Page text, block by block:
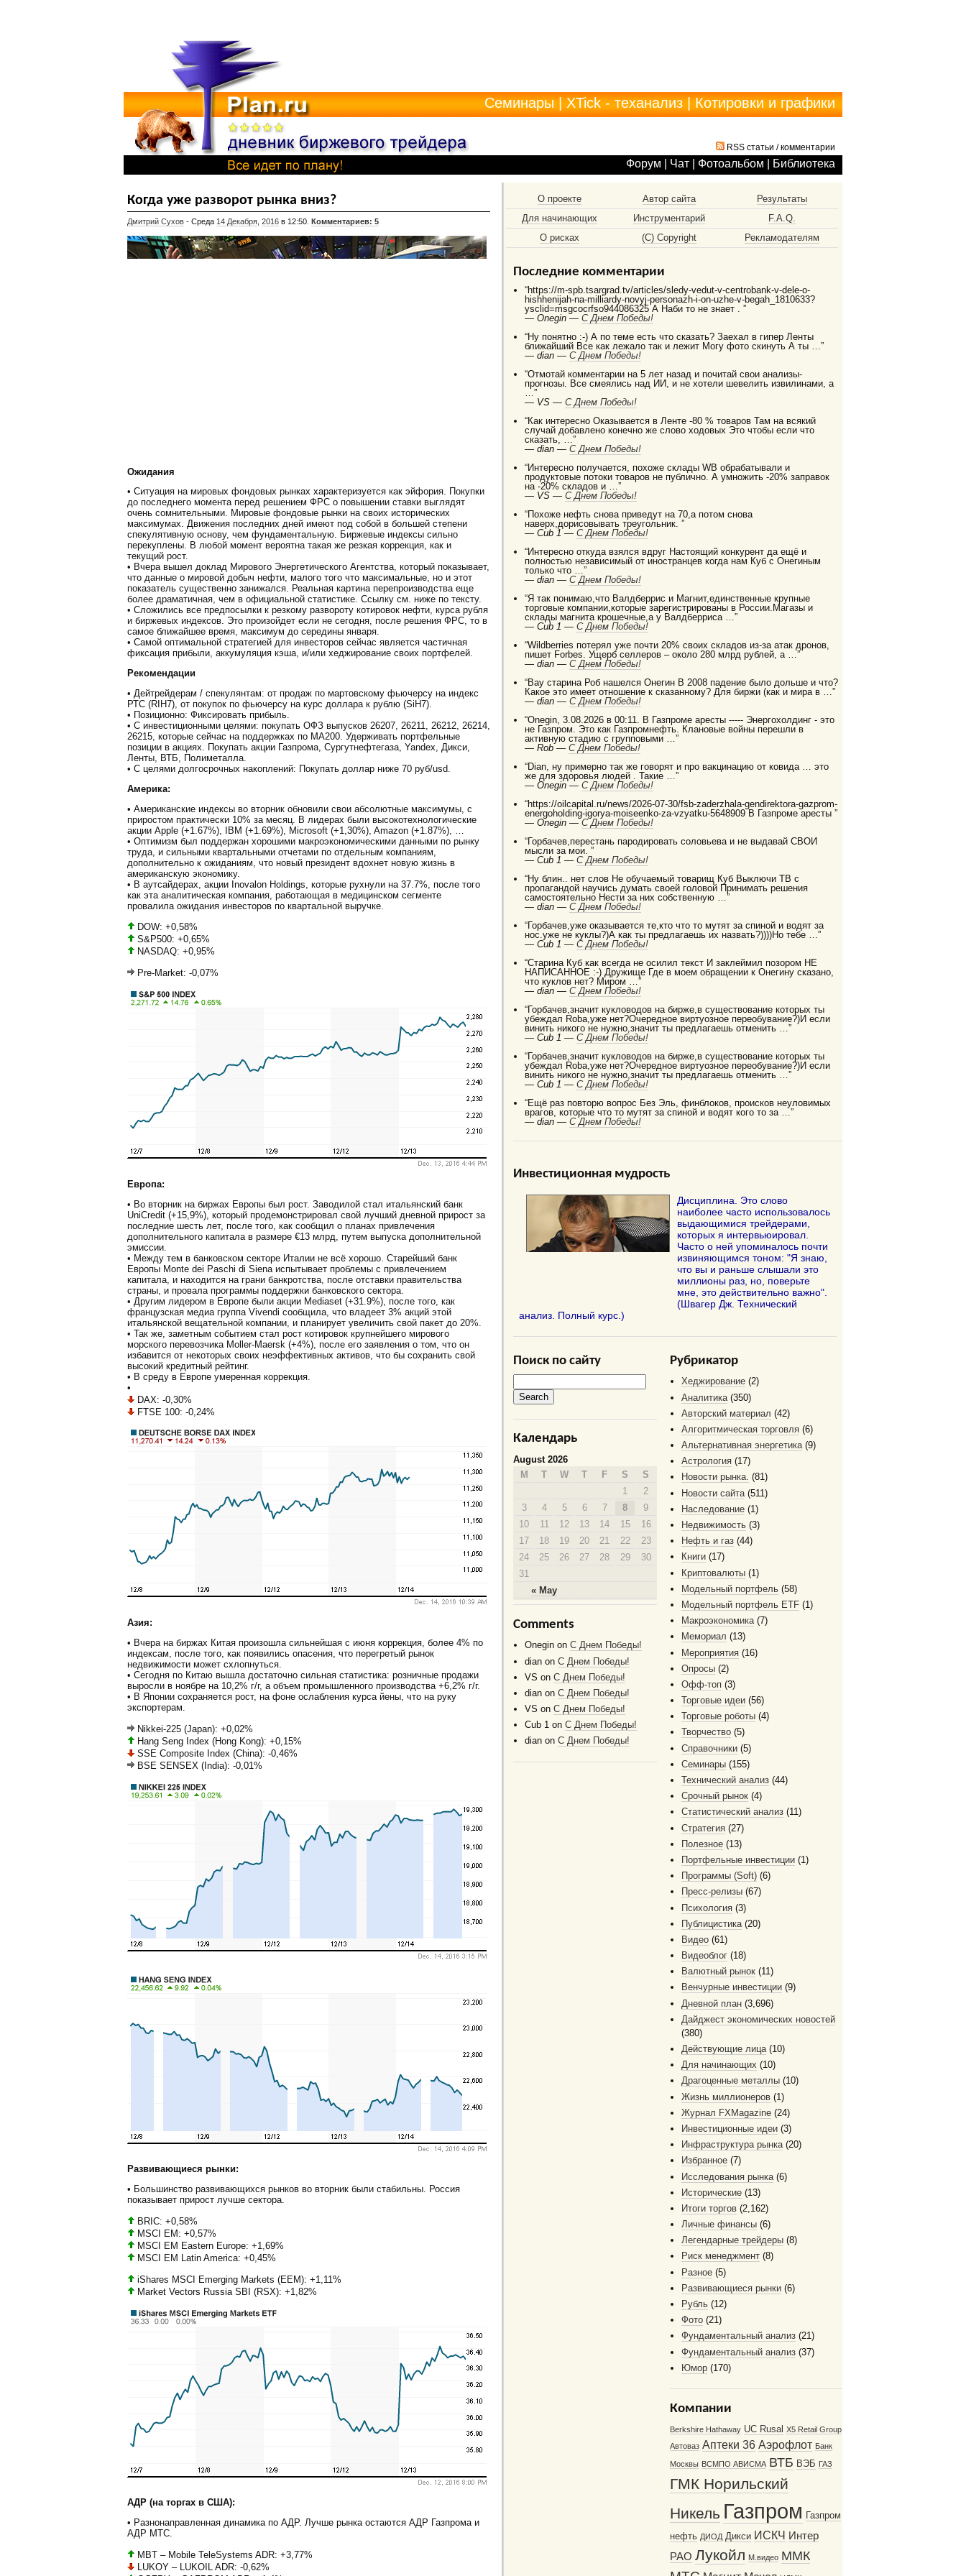
Семинары XTick - теханализ Котировки и графики
RSS статьи /комментарии
Форум Чат Фотоальбом Библиотека
Когда уже разворот рынка вниз?
Дмитрий Сухов - Среда 14 Декабря 2016 в 12:50. Комментариев: 5
Ожидания
• Ситуация на мировых фондовых рынках характеризуется как эйфория. Покупки
до последнего момента перед решением ФРС о повышении ставки выглядят
очень сомнительными. Мировые фондовые рынки на своих исторических
максимумах. Движения последних дней имеют под собой в большей степени
спекулятивную основу, чем фундаментальную. Биржевые индексы сильно
перекуплены. В любой момент вероятна такая же резкая коррекция, как и
текущий рост.
• Вчера вышел доклад Мирового Энергетического Агентства, который показывает,
что данные о мировой добыч нефти, малого того что максимальные, но и этот
показатель существенно занижался. Реальная картина перепроизводства еще
более драматичная, чем в официальной статистике. Ссылку см. ниже по тексту.
• Сложились все предпосылки к резкому развороту котировок нефти, курса рубля
и биржевых индексов. Это произойдет если не сегодня, после решения ФРС, то в
самое ближайшее время, максимум до середины января.
• Самой оптимальной стратегией для инвесторов сейчас является частичная
фиксация прибыли, аккумуляция кэша, и/или хеджирование своих портфелей.
Рекомендации
• Дейтрейдерам / спекулянтам: от продаж по мартовскому фьючерсу на индекс
РТС (RIH7), от покупок по фьючерсу на курс доллара к рублю (SiH7).
• Позиционно: Фиксировать прибыль.
• С инвестиционными целями: покупать ОФЗ выпусков 26207, 26211, 26212, 26214,
26215, которые сейчас на поддержках по МА200. Удерживать портфельные
позиции в акциях. Покупать акции Газпрома, Сургутнефтегаза, Yandex, Дикси,
Ленты, ВТБ, Полиметалла.
• С целями долгосрочных накоплений: Покупать доллар ниже 70 руб/usd.
Америка:
• Американские индексы во вторник обновили свои абсолютные максимумы, с
приростом практически 10% за месяц. В лидерах были высокотехнологические
акции Apple (+1.67%), IBM (+1.69%), Microsoft (+1,30%), Amazon (+1.87%), …
• Оптимизм был поддержан хорошими макроэкономическими данными по рынку
труда, и сильными квартальными отчетами по отдельным компаниям,
дополнительно к ожиданиям, что новый президент вдохнет новую жизнь в
американскую экономику.
• В аутсайдерах, акции Inovalon Holdings, которые рухнули на 37.7%, после того
как эта аналитическая компания, работающая в медицинском сегменте
провалила ожидания инвесторов по квартальной выручке.
DOW: +0,58%
S&P500: +0,65%
NASDAQ: +0,95%
Pre-Market: -0,07%
Европа:
• Во вторник на биржах Европы был рост. Заводилой стал итальянский банк
UniCredit (+15,9%), который продемонстрировал свой лучший дневной прирост за
последние шесть лет, после того, как сообщил о планах привлечения
дополнительного капитала в размере €13 млрд, путем выпуска дополнительной
эмиссии.
• Между тем в банковском секторе Италии не всё хорошо. Старейший банк
Европы Monte dei Paschi di Siena испытывает проблемы с привлечением
капитала, и находится на грани банкротства, после отставки правительства
страны, и провала программы поддержки банковского сектора.
• Другим лидером в Европе были акции Mediaset (+31.9%), после того, как
французская медиа группа Vivendi сообщила, что владеет 3% акций этой
итальянской вещательной компании, и планирует увеличить свой пакет до 20%.
• Так же, заметным событием стал рост котировок крупнейшего мирового
морского перевозчика Moller-Maersk (+4%), после его заявления о том, что он
избавится от некоторых своих неэффективных активов, что бы сохранить свой
высокий кредитный рейтинг.
• В среду в Европе умеренная коррекция.
•
DAX: -0,30%
FTSE 100: -0,24%
Азия:
• Вчера на биржах Китая произошла сильнейшая с июня коррекция, более 4% по
индексам, после того, как появились опасения, что перегретый рынок
недвижимости может схлопнуться.
• Сегодня по Китаю вышла достаточно сильная статистика: розничные продажи
выросли в ноябре на 10,2% г/г, а объем промышленного производства +6,2% г/г.
• В Японии сохраняется рост, на фоне ослабления курса йены, что на руку
экспортерам.
Nikkei-225 (Japan): +0,02%
Hang Seng Index (Hong Kong): +0,15%
SSE Composite Index (China): -0,46%
BSE SENSEX (India): -0,01%
Развивающиеся рынки:
• Большинство развивающихся рынков во вторник были стабильны. Россия
показывает прирост лучше сектора.
BRIC: +0,58%
MSCI EM: +0,57%
MSCI EM Eastern Europe: +1,69%
MSCI EM Latin America: +0,45%
iShares MSCI Emerging Markets (EEM): +1,11%
Market Vectors Russia SBI (RSX): +1,82%
АДР (на торгах в США):
• Разнонаправленная динамика по АДР. Лучше рынка остаются АДР Газпрома и
АДР МТС.
MBT – Mobile TeleSystems ADR: +3,77%
LUKOY – LUKOIL ADR: -0,62%
О проекте Автор сайта
Результаты
Для начинающих
Инструментарий
F.A.Q.
О рисках
(С) Copyright Рекламодателям
Последние комментарии
“https://m-spb.tsargrad.tv/articles/sledy-vedut-v-centrobank-v-dele-o-
hishhenijah-na-milliardy-novyj-personazh-i-on-uzhe-v-begah_1810633?
ysclid=msgcocrfso944086325 А Наби то не знает . ”
—Onegin —C Днем Победы!
“Ну понятно :-) А по теме есть что сказать? Заехал в гипер Ленты
ближайший Все как лежало так и лежит Могу фото скинуть А ты …”
—dian —C Днем Победы!
“Отмотай комментарии на 5 лет назад и почитай свои анализы-
прогнозы. Все смеялись над ИИ, и не хотели шевелить извилинами, а
…”
— VS —C Днем Победы!
“Как интересно Оказывается в Ленте -80 % товаров Там на всякий
случай добавлено конечно же слово ходовых Это чтобы если что
сказать, …”
—dian —C Днем Победы!
“Интересно получается, похоже склады WB обрабатывали и
продуктовые потоки товаров не публично. А умножить -20% заправок
на -20% складов и …”
— VS —C Днем Победы!
“Похоже нефть снова приведут на 70,а потом снова
наверх,дорисовывать треугольник. ”
—Cub 1 —C Днем Победы!
“Интересно откуда взялся вдруг Настоящий конкурент да ещё и
полностью независимый от иностранцев когда нам Куб с Онегиным
только что …”
—dian —C Днем Победы!
“Я так понимаю,что Валдберрис и Магнит,единственные крупные
торговые компании,которые зарегистрированы в России.Магазы и
склады магнита крошечные,а у Валдберриса …”
—Cub 1 —C Днем Победы!
“Wildberries потерял уже почти 20% своих складов из-за атак дронов,
пишет Forbes. Ущерб селлеров – около 280 млрд рублей, а …”
—dian —C Днем Победы!
“Вау старина Роб нашелся Онегин В 2008 падение было дольше и что?
Какое это имеет отношение к сказанному? Для биржи (как и мира в …”
—dian —C Днем Победы!
“Onegin, 3.08.2026 в 00:11. В Газпроме аресты ----- Энергохолдинг - это
не Газпром. Это как Газпромнефть. Клановые войны перешли в
активную стадию с групповыми …”
—Rob —C Днем Победы!
“Dian, ну примерно так же говорят и про вакцинацию от ковида … это
же для здоровья людей . Такие …”
—Onegin —C Днем Победы!
“https://oilcapital.ru/news/2026-07-30/fsb-zaderzhala-gendirektora-gazprom-
energoholding-igorya-moiseenko-za-vzyatku-5648909 В Газпроме аресты ”
—Onegin —C Днем Победы!
“Горбачев,перестань пародировать соловьева и не выдавай СВОИ
мысли за мои. ”
—Cub 1 —C Днем Победы!
“Ну блин.. нет слов Не обучаемый товарищ Куб Выключи ТВ с
пропагандой научись думать своей головой Принимать решения
самостоятельно Нести за них собственную …”
—dian —C Днем Победы!
“Горбачев,уже оказывается те,кто что то мутят за спиной и водят за
нос.уже не куклы?)А как ты предлагаешь их назвать?))))Но тебе …”
—Cub 1 —C Днем Победы!
“Старина Куб как всегда не осилил текст И заклеймил позором НЕ
НАПИСАННОЕ :-) Дружище Где в моем обращении к Онегину сказано,
что куклов нет? Миром …”
—dian —C Днем Победы!
“Горбачев,значит кукловодов на бирже,в существование которых ты
убеждал Robа,уже нет?Очередное виртуозное переобувание?)И если
винить никого не нужно,значит ты предлагаешь отменить …”
—Cub 1 —C Днем Победы!
“Горбачев,значит кукловодов на бирже,в существование которых ты
убеждал Robа,уже нет?Очередное виртуозное переобувание?)И если
винить никого не нужно,значит ты предлагаешь отменить …”
—Cub 1 —C Днем Победы!
“Ещё раз повторю вопрос Без Эль, финблоков, происков неуловимых
врагов, которые что то мутят за спиной и водят кого то за …”
—dian —C Днем Победы!
Инвестиционная мудрость
Дисциплина. Это слово
наиболее часто использовалось
выдающимися трейдерами,
которых я интервьюировал.
Часто о ней упоминалось почти
извиняющимся тоном: "Я знаю,
что вы и раньше слышали это
миллионы раз, но, поверьте
мне, это действительно важно".
(Швагер Дж. Технический
анализ. Полный курс.)
Поиск по сайту
Календарь
August 2026
M
T W T F S S
« May
1
2
3
4 5 6 7 8
9
10
11 12 13 14 15
16
17
18 19 20 21 22
23
24
25 26 27 28 29
30
31
Comments
Onegin on C Днем Победы!
dian on C Днем Победы!
VS on C Днем Победы!
dian on C Днем Победы!
VS on C Днем Победы!
Cub 1 on C Днем Победы!
dian on C Днем Победы!
Рубрикатор
Хеджирование (2)
Аналитика (350)
Авторский материал (42)
Алгоритмическая торговля (6)
Альтернативная энергетика(9)
Астрология (17)
Новости рынка. (81)
Новости сайта (511)
Наследование (1)
Недвижимость (3)
Нефть и газ (44)
Книги (17)
Криптовалюты (1)
Модельный портфель (58)
Модельный портфель ETF (1)
Макроэкономика(7)
Мемориал (13)
Мероприятия (16)
Опросы (2)
Офф-топ (3)
Торговые идеи (56)
Торговые роботы (4)
Творчество (5)
Справочники (5)
Семинары (155)
Технический анализ (44)
Срочный рынок (4)
Статистический анализ (11)
Стратегия (27)
Полезное (13)
Портфельные инвестиции (1)
Программы (Soft) (6)
Пресс-релизы (67)
Психология (3)
Публицистика (20)
Видео (61)
Видеоблог (18)
Валютный рынок (11)
Венчурные инвестиции (9)
Дневной план (3,696)
Дайджест экономических новостей
(380)
Действующие лица(10)
Для начинающих (10)
Драгоценные металлы (10)
Жизнь миллионеров (1)
Журнал FXMagazine (24)
Инвестиционные идеи (3)
Инфраструктура рынка(20)
Избранное (7)
Исследования рынка (6)
Исторические (13)
Итоги торгов (2,162)
Личные финансы (6)
Легендарные трейдеры (8)
Риск менеджмент (8)
Разное (5)
Развивающиеся рынки (6)
Рубль (12)
Фото (21)
Фундаментальный анализ (21)
Фундаментальный анализ (37)
Юмор (170)
Компании
Berkshire Hathaway UC Rusal X5 Retail Group
Автоваз Аптеки 36 Аэрофлот Банк
Москвы ВСМПО АВИСМА ВТБ ВЭБ ГАЗ
ГМК Норильский
Никель Газпром Газпром
нефть ДИОД Дикси ИСКЧ Интер
РАО Лукойл М.видео ММК